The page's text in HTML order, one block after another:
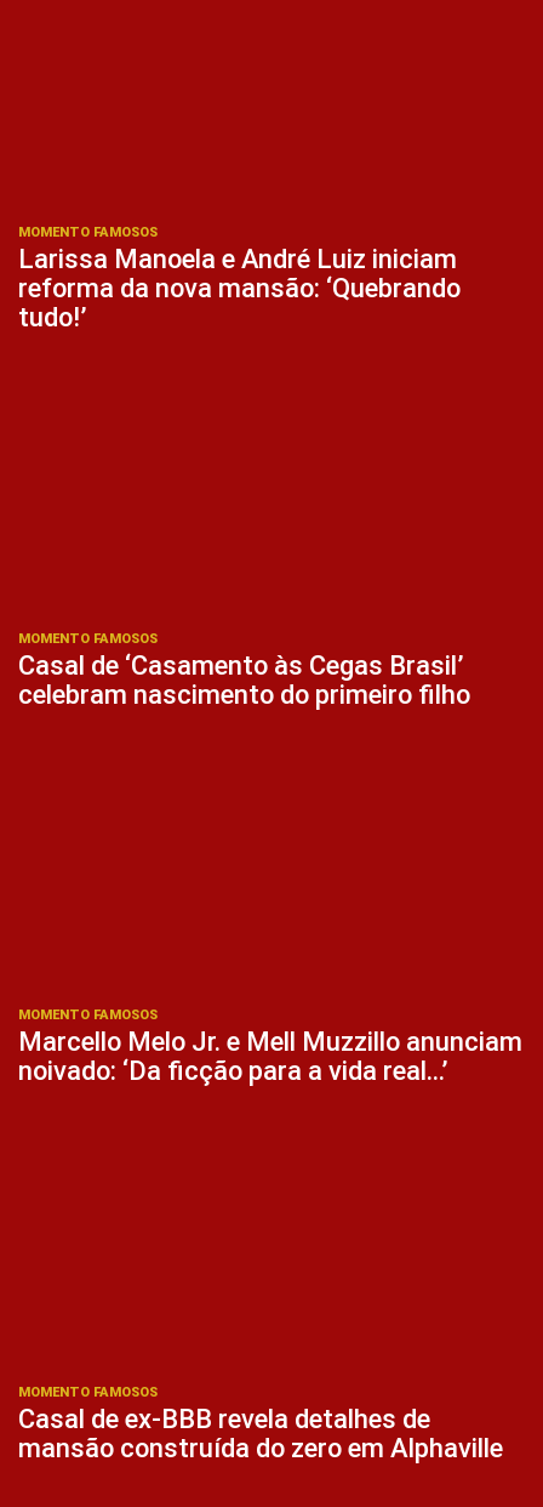
MOMENTO FAMOSOS
Larissa Manoela e André Luiz iniciam
reforma da nova mansão: ‘Quebrando
tudo!’
MOMENTO FAMOSOS
Casal de ‘Casamento às Cegas Brasil’
celebram nascimento do primeiro filho
MOMENTO FAMOSOS
Marcello Melo Jr. e Mell Muzzillo anunciam
noivado: ‘Da ficção para a vida real…’
MOMENTO FAMOSOS
Casal de ex-BBB revela detalhes de
mansão construída do zero em Alphaville